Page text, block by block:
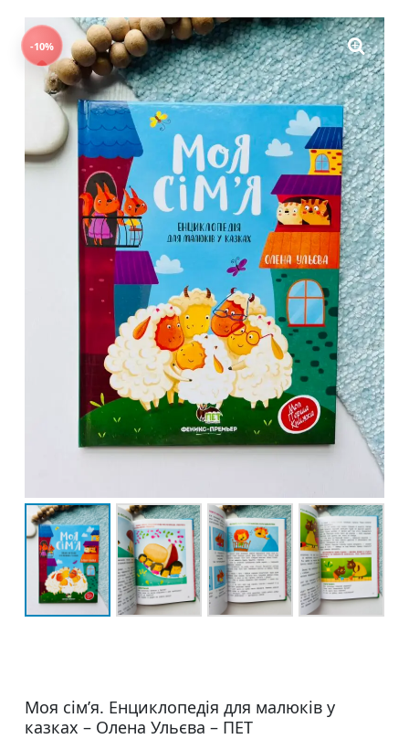
-10%
Моя сім’я. Енциклопедія для малюків у
казках – Олена Ульєва – ПЕТ